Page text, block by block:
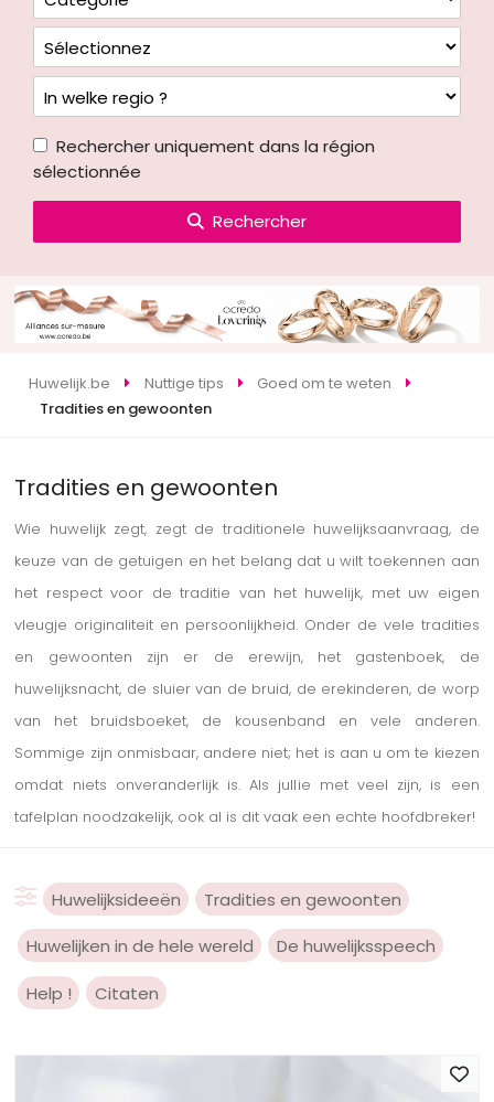
Rechercher uniquement dans la région
sélectionnée
Rechercher
Huwelijk.be Nuttige tips
Goed om te weten
Tradities en gewoonten
Tradities en gewoonten
Wie huwelijk zegt, zegt de traditionele huwelijksaanvraag, de
keuze van de getuigen en het belang dat u wilt toekennen aan
het respect voor de traditie van het huwelijk, met uw eigen
vleugje originaliteit en persoonlijkheid. Onder de vele tradities
en gewoonten zijn er de erewijn, het gastenboek, de
huwelijksnacht, de sluier van de bruid, de erekinderen, de worp
van het bruidsboeket, de kousenband en vele anderen.
Sommige zijn onmisbaar, andere niet; het is aan u om te kiezen
omdat niets onveranderlijk is. Als jullie met veel zijn, is een
tafelplan noodzakelijk, ook al is dit vaak een echte hoofdbreker!
Huwelijksideeën Tradities en gewoonten
Huwelijken in de hele wereld De huwelijksspeech
Help ! Citaten